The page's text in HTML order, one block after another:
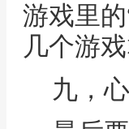
游戏里
几个游
九，